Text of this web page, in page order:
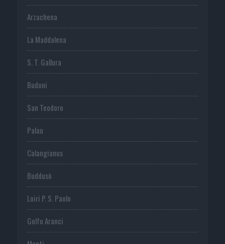
Arzachena
La Maddalena
S. T. Gallura
Budoni
San Teodoro
Palau
Calangianus
Buddusò
Loiri P. S. Paolo
Golfo Aranci